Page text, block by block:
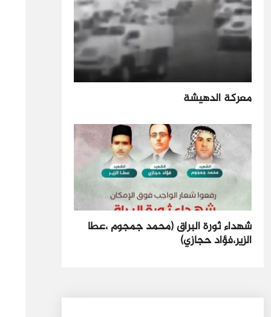
معركة الدهيشة
شهداء ثورة البراق (محمد جمجوم ،عطا
الزير،فؤاد حجازي)